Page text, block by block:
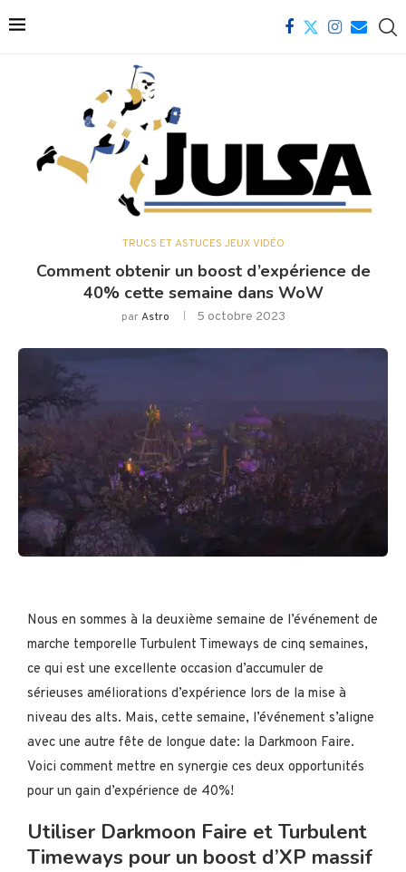
TRUCS ET ASTUCES JEUX VIDÉO
Comment obtenir un boost d’expérience de
40% cette semaine dans WoW
parAstro 5 octobre 2023
Nous en sommes à la deuxième semaine de l’événement de
marche temporelle Turbulent Timeways de cinq semaines,
ce qui est une excellente occasion d’accumuler de
sérieuses améliorations d’expérience lors de la mise à
niveau des alts. Mais, cette semaine, l’événement s’aligne
avec une autre fête de longue date: la Darkmoon Faire.
Voici comment mettre en synergie ces deux opportunités
pour un gain d’expérience de 40%!
Utiliser Darkmoon Faire et Turbulent
Timeways pour un boost d’XP massif